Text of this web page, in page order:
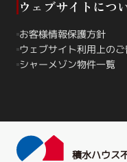
ウェブサイトにつ
お客様情報保護方針
ウェブサイト利用上の
シャーメゾン物件一覧
積水ハウス